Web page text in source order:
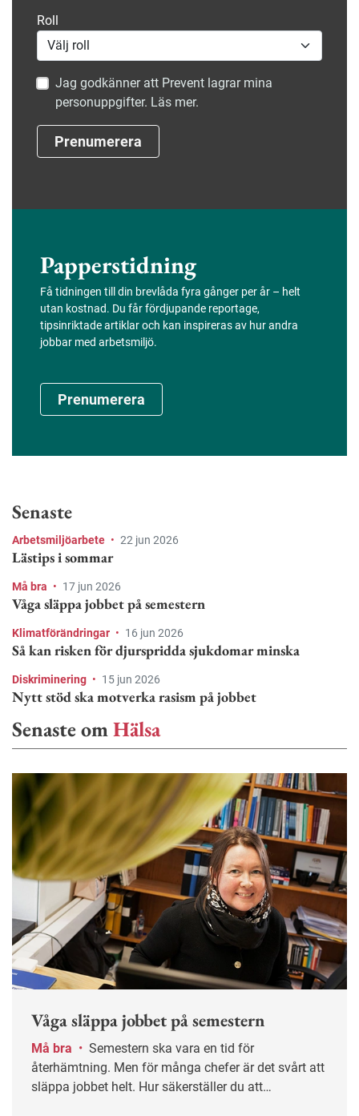
Roll
Jag godkänner att Prevent lagrar mina
personuppgifter. Läs mer.
Prenumerera
Papperstidning
Få tidningen till din brevlåda fyra gånger per år – helt
utan kostnad. Du får fördjupande reportage,
tipsinriktade artiklar och kan inspireras av hur andra
jobbar med arbetsmiljö.
Prenumerera
Senaste
Arbetsmiljöarbete • 22 jun 2026
Lästips i sommar
Må bra • 17 jun 2026
Våga släppa jobbet på semestern
Klimatförändringar • 16 jun 2026
Så kan risken för djurspridda sjukdomar minska
Diskriminering • 15 jun 2026
Nytt stöd ska motverka rasism på jobbet
Senaste omHälsa
Våga släppa jobbet på semestern
Må bra •
återhämtning. Men för många chefer är det svårt att
släppa jobbet helt. Hur säkerställer du att